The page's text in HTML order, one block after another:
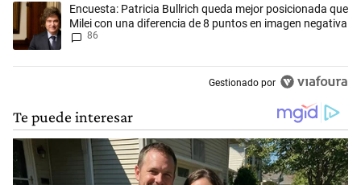
Un artículo de tendencia con el título "Encuesta: Patricia Bullrich
Encuesta: Patricia Bullrich queda mejor posicionada que
Milei con una diferencia de 8 puntos en imagen negativa
86
Gestionado por